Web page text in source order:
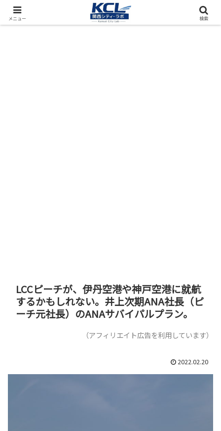
都市再開発をフィールド調査（累計アクセス数4000万PV）
LCCピーチが、伊丹空港や神戸空港に就航
するかもしれない。井上次期ANA社長（ピ
ーチ元社長）のANAサバイパルプラン。
（アフィリエイト広告を利用しています）
2022.02.20
メニュー 検索